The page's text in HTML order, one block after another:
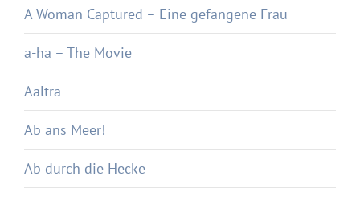
A Woman Captured – Eine gefangene Frau
a-ha – The Movie
Aaltra
Ab ans Meer!
Ab durch die Hecke